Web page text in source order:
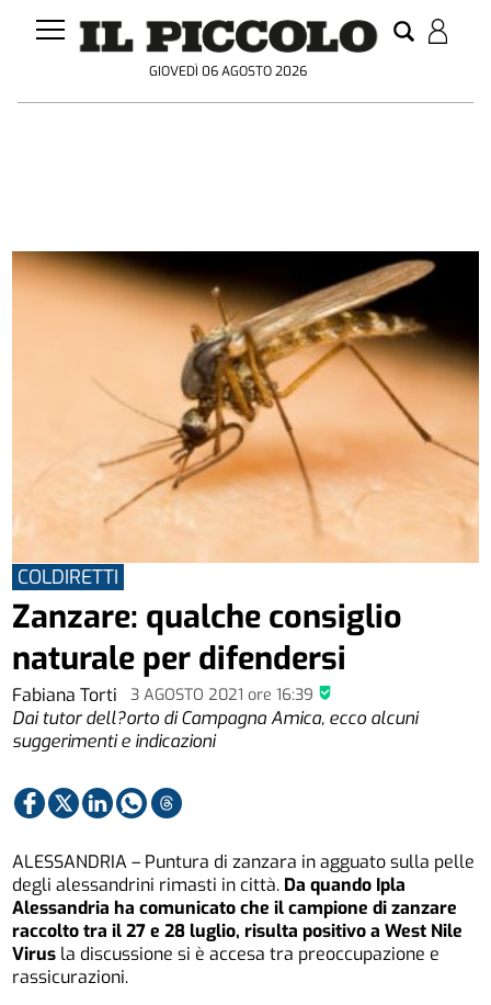
GIOVEDÌ 06 AGOSTO 2026
Fabiana Torti 3 AGOSTO 2021ore 16:39
COLDIRETTI
Zanzare: qualche consiglio
naturale per difendersi
Dai tutor dell?orto di Campagna Amica, ecco alcuni
suggerimenti e indicazioni
ALESSANDRIA – Puntura di zanzara in agguato sulla pelle
degli alessandrini rimasti in città. Da quando Ipla
Alessandria ha comunicato che il campione di zanzare
raccolto tra il 27 e 28 luglio, risulta positivo a West Nile
Virus la discussione si è accesa tra preoccupazione e
rassicurazioni.